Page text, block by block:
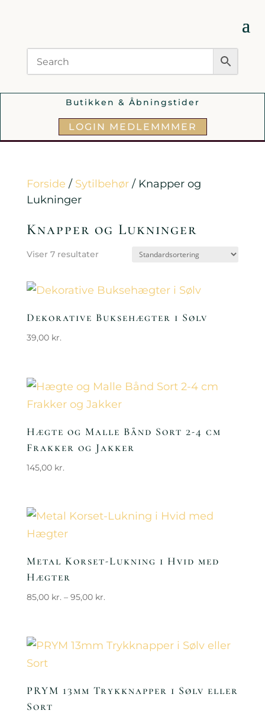
Butikken & Åbningstider
LOGIN MEDLEMMMER
Forside / Sytilbehør/ Knapper og
Lukninger
Knapper og Lukninger
Viser 7 resultater
Dekorative Buksehægter i Sølv
39,00 kr.
Hægte og Malle Bånd Sort 2-4 cm
Frakker og Jakker
145,00 kr.
Metal Korset-Lukning i Hvid med
Hægter
85,00 kr. – 95,00 kr.Prisinterval:
PRYM 13mm Trykknapper i Sølv eller
Sort